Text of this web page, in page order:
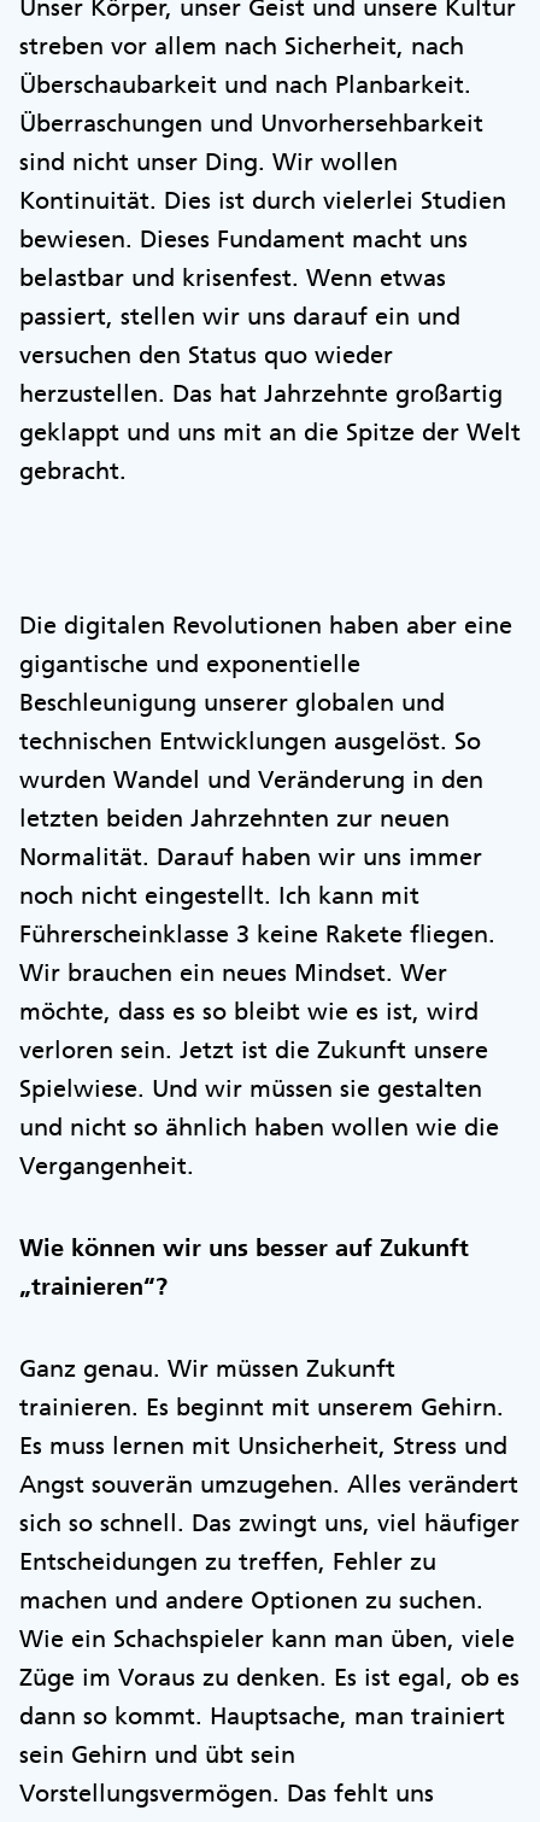
Unser Körper, unser Geist und unsere Kultur
streben vor allem nach Sicherheit, nach
Überschaubarkeit und nach Planbarkeit.
Überraschungen und Unvorhersehbarkeit
sind nicht unser Ding. Wir wollen
Kontinuität. Dies ist durch vielerlei Studien
bewiesen. Dieses Fundament macht uns
belastbar und krisenfest. Wenn etwas
passiert, stellen wir uns darauf ein und
versuchen den Status quo wieder
herzustellen. Das hat Jahrzehnte großartig
geklappt und uns mit an die Spitze der Welt
gebracht.
Die digitalen Revolutionen haben aber eine
gigantische und exponentielle
Beschleunigung unserer globalen und
technischen Entwicklungen ausgelöst. So
wurden Wandel und Veränderung in den
letzten beiden Jahrzehnten zur neuen
Normalität. Darauf haben wir uns immer
noch nicht eingestellt. Ich kann mit
Führerscheinklasse 3 keine Rakete fliegen.
Wir brauchen ein neues Mindset. Wer
möchte, dass es so bleibt wie es ist, wird
verloren sein. Jetzt ist die Zukunft unsere
Spielwiese. Und wir müssen sie gestalten
und nicht so ähnlich haben wollen wie die
Vergangenheit.
Wie können wir uns besser auf Zukunft
„trainieren“?
Ganz genau. Wir müssen Zukunft
trainieren. Es beginnt mit unserem Gehirn.
Es muss lernen mit Unsicherheit, Stress und
Angst souverän umzugehen. Alles verändert
sich so schnell. Das zwingt uns, viel häufiger
Entscheidungen zu treffen, Fehler zu
machen und andere Optionen zu suchen.
Wie ein Schachspieler kann man üben, viele
Züge im Voraus zu denken. Es ist egal, ob es
dann so kommt. Hauptsache, man trainiert
sein Gehirn und übt sein
Vorstellungsvermögen. Das fehlt uns